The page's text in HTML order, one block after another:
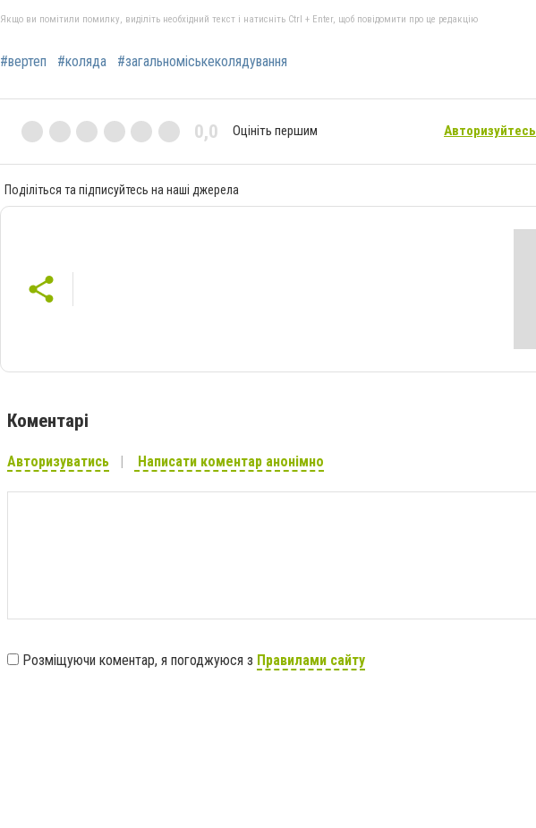
Якщо ви помітили помилку, виділіть необхідний текст і натисніть Ctrl + Enter, щоб повідомити про це редакцію
#вертеп #коляда #загальноміськеколядування
0,0 Оцініть першим Авторизуйтесь
Поділіться та підписуйтесь на наші джерела
Коментарі
Авторизуватись Написати коментар анонімно
Розміщуючи коментар, я погоджуюся з Правилами сайту